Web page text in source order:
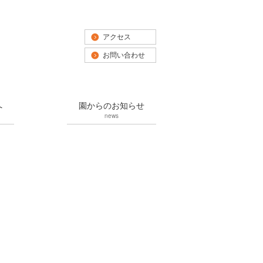
アクセス
お問い合わせ
園からのお知らせ
news